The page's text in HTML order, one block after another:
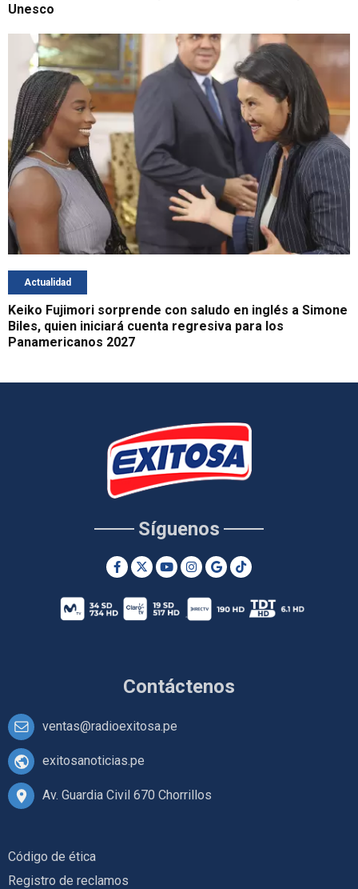
Unesco
Actualidad
Keiko Fujimori sorprende con saludo en inglés a Simone
Biles, quien iniciará cuenta regresiva para los
Panamericanos 2027
Contáctenos
ventas@radioexitosa.pe
exitosanoticias.pe
Av. Guardia Civil 670 Chorrillos
Síguenos
Código de ética
Registro de reclamos